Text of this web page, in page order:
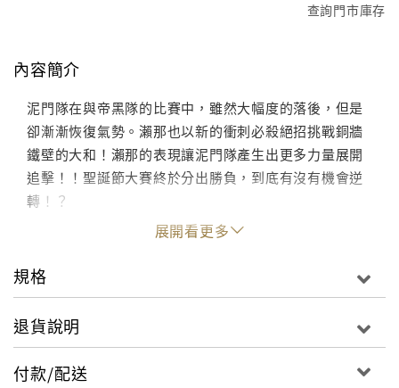
查詢門市庫存
內容簡介
泥門隊在與帝黑隊的比賽中，雖然大幅度的落後，但是
卻漸漸恢復氣勢。瀨那也以新的衝刺必殺絕招挑戰銅牆
鐵壁的大和！瀨那的表現讓泥門隊產生出更多力量展開
追擊！！聖誕節大賽終於分出勝負，到底有沒有機會逆
轉！？
展開看更多
規格
退貨說明
付款/配送